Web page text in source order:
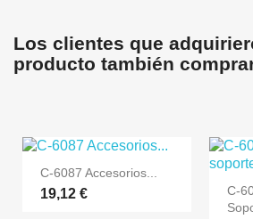
Los clientes que
producto también
C-6087 Accesorios...
19,12 €
C-